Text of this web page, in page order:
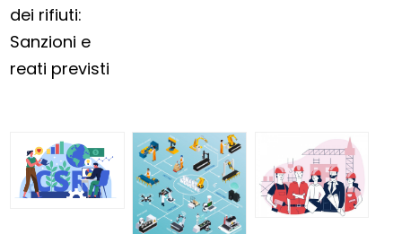
dei rifiuti:
Sanzioni e
reati previsti